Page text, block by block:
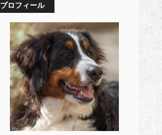
プロフィール